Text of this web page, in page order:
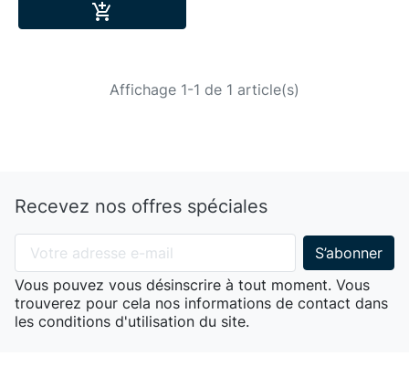

Affichage 1-1 de 1 article(s)
Recevez nos offres spéciales
Vous pouvez vous désinscrire à tout moment. Vous
trouverez pour cela nos informations de contact dans
les conditions d'utilisation du site.